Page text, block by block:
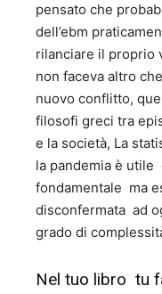
pensato che
dell’ebm
rilanciare il proprio
non faceva altro
nuovo conflitto,
filosofi greci tra
e la società, La
la pandemia è utile
fondamentale ma
disconfermata ad
grado di
Nel tuo libro tu